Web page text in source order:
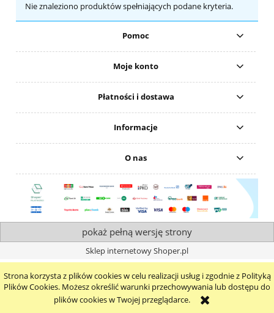
Strona korzysta z plików cookies w celu realizacji usług i zgodnie z Polityką
Plików Cookies. Możesz określić warunki przechowywania lub dostępu do
plików cookies w Twojej przeglądarce.
Nie znaleziono produktów spełniających podane kryteria.
Pomoc
Moje konto
Płatności i dostawa
Informacje
O nas
pokaż pełną wersję strony
Sklep internetowy Shoper.pl